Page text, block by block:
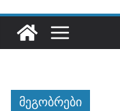
მეგობრები